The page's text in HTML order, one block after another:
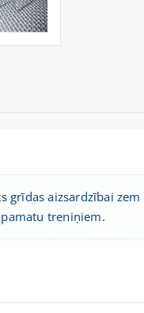
grīdas aizsardzībai
treniņiem.